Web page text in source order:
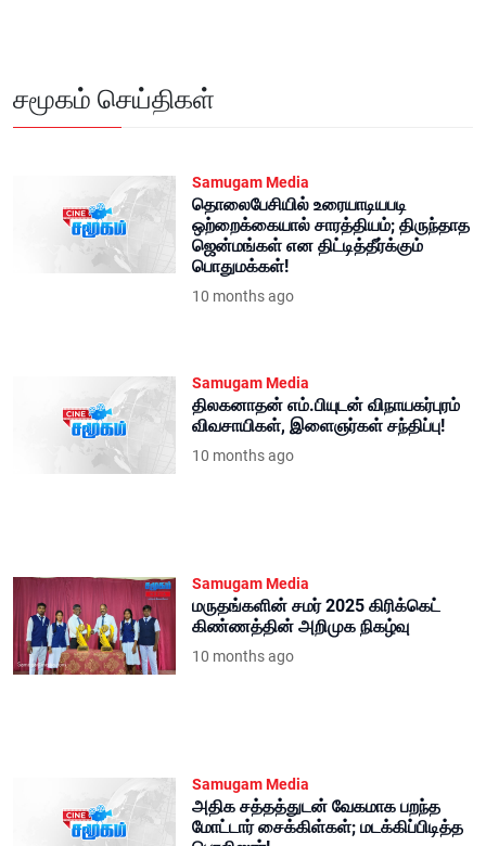
சமூகம் செய்திகள்
Samugam Media
தொலைபேசியில் உரையாடியபடி
ஒற்றைக்கையால் சாரத்தியம்; திருந்தாத
ஜென்மங்கள் என திட்டித்தீர்க்கும்
பொதுமக்கள்!
10 months ago
Samugam Media
திலகனாதன் எம்.பியுடன் விநாயகர்புரம்
விவசாயிகள், இளைஞர்கள் சந்திப்பு!
10 months ago
Samugam Media
மருதங்களின் சமர் 2025 கிரிக்கெட்
கிண்ணத்தின் அறிமுக நிகழ்வு
10 months ago
Samugam Media
அதிக சத்தத்துடன் வேகமாக பறந்த
மோட்டார் சைக்கிள்கள்; மடக்கிப்பிடித்த